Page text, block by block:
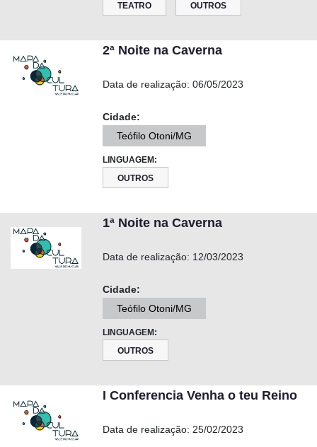
TEATRO OUTROS
2ª Noite na Caverna
Data de realização: 06/05/2023
Cidade:
Teófilo Otoni/MG
LINGUAGEM:
OUTROS
1ª Noite na Caverna
Data de realização: 12/03/2023
Cidade:
Teófilo Otoni/MG
LINGUAGEM:
OUTROS
I Conferencia Venha o teu Reino
Data de realização: 25/02/2023